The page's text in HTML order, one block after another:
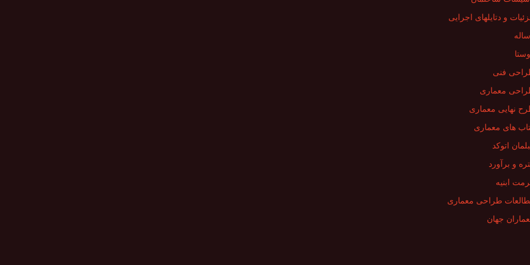
و دتایلهای اجرایی
فنی
معماری
نهایی معماری
های معماری
اتوکد
و برآورد
ابنیه
طراحی معماری
جهان